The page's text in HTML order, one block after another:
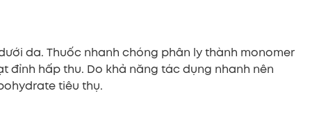
da. Thuốc nhanh chóng phân ly thành monomer
đỉnh hấp thu. Do khả năng tác dụng nhanh nên
tiêu thụ.